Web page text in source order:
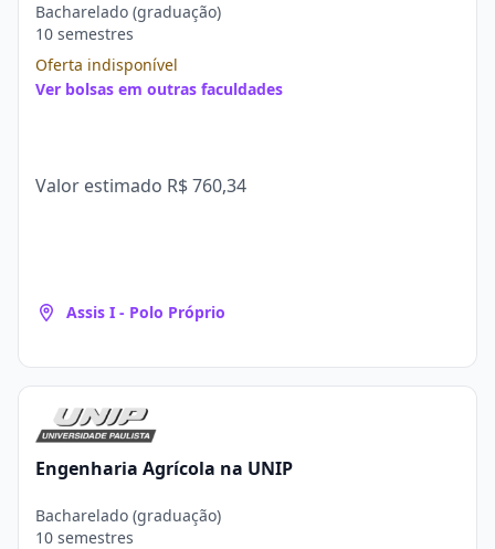
Bacharelado (graduação)
10 semestres
Oferta indisponível
Ver bolsas em outras faculdades
Valor estimado R$ 760,34
Assis I - Polo Próprio
Engenharia Agrícola na UNIP
Bacharelado (graduação)
10 semestres